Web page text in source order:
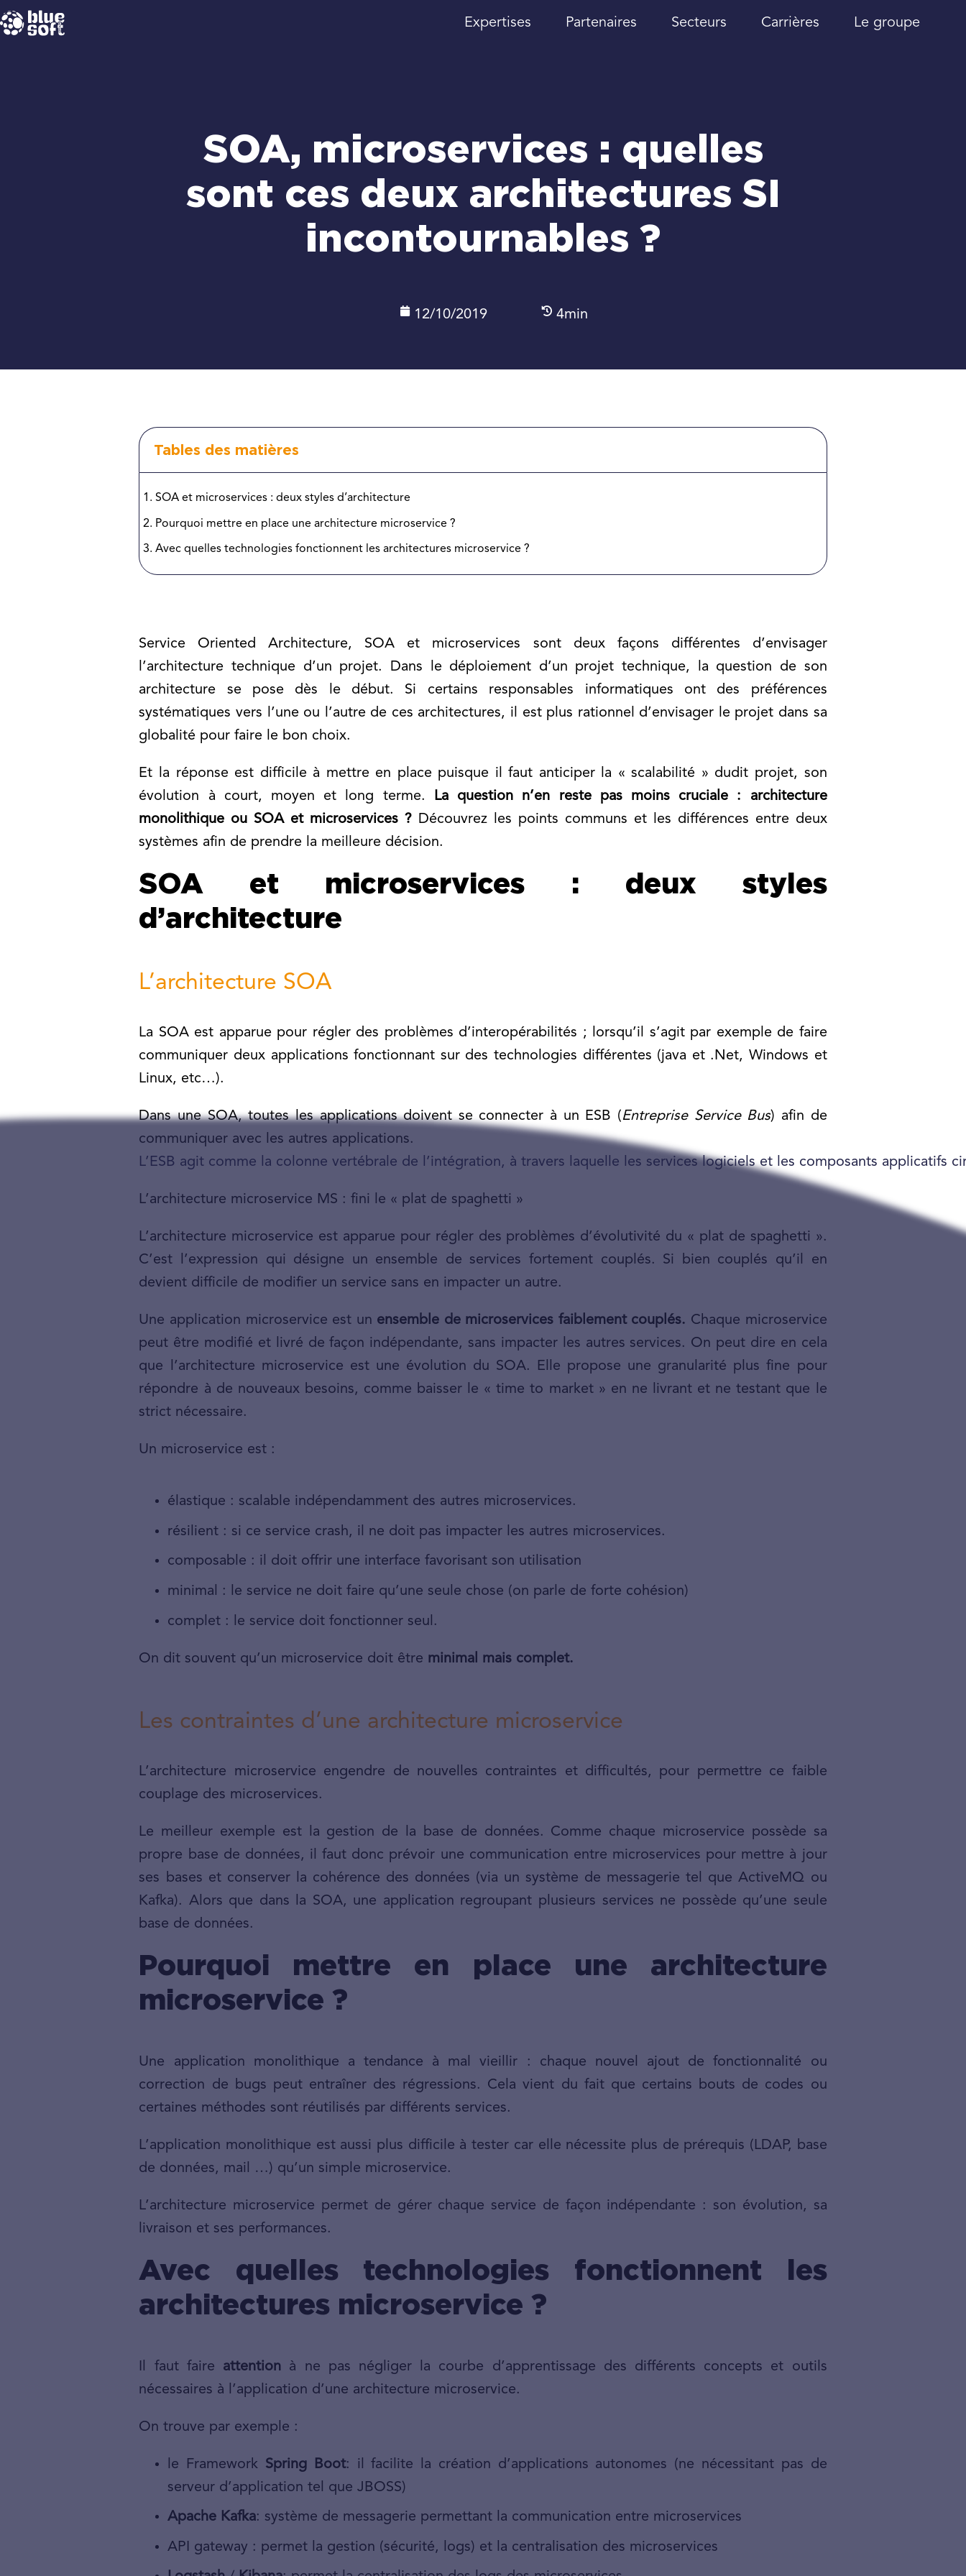
Passer
au
Expertises Partenaires Secteurs Carrières Le groupe
SOA, microservices : quelles
sont ces deux architectures SI
incontournables ?
12/10/2019 4min
Tables des matières
SOA et microservices : deux styles d’architecture
Pourquoi mettre en place une architecture microservice ?
Avec quelles technologies fonctionnent les architectures microservice ?
Service Oriented Architecture, SOA et microservices sont deux façons différentes d’envisager
l’architecture technique d’un projet. Dans le déploiement d’un projet technique, la question de son
architecture se pose dès le début. Si certains responsables informatiques ont des préférences
systématiques vers l’une ou l’autre de ces architectures, il est plus rationnel d’envisager le projet dans sa
globalité pour faire le bon choix.
Et la réponse est difficile à mettre en place puisque il faut anticiper la « scalabilité » dudit projet, son
évolution à court, moyen et long terme. La question n’en reste pas moins cruciale : architecture
monolithique ou SOA et microservices ? Découvrez les points communs et les différences entre deux
systèmes afin de prendre la meilleure décision.
SOA et microservices : deux styles
d’architecture
L’architecture SOA
La SOA est apparue pour régler des problèmes d’interopérabilités ; lorsqu’il s’agit par exemple de faire
communiquer deux applications fonctionnant sur des technologies différentes (java et .Net, Windows et
Linux, etc…).
Dans une SOA, toutes les applications doivent se connecter à un ESB (Entreprise Service Bus) afin de
communiquer avec les autres applications.
L’ESB agit comme la colonne vertébrale de l’intégration, à travers laquelle les services logiciels et les composants applicatifs
L’architecture microservice MS : fini le « plat de spaghetti »
L’architecture microservice est apparue pour régler des problèmes d’évolutivité du « plat de spaghetti ».
C’est l’expression qui désigne un ensemble de services fortement couplés. Si bien couplés qu’il en
devient difficile de modifier un service sans en impacter un autre.
Une application microservice est un ensemble de microservices faiblement couplés. Chaque microservice
peut être modifié et livré de façon indépendante, sans impacter les autres services. On peut dire en cela
que l’architecture microservice est une évolution du SOA. Elle propose une granularité plus fine pour
répondre à de nouveaux besoins, comme baisser le « time to market » en ne livrant et ne testant que le
strict nécessaire.
Un microservice est :
élastique : scalable indépendamment des autres microservices.
résilient : si ce service crash, il ne doit pas impacter les autres microservices.
composable : il doit offrir une interface favorisant son utilisation
minimal : le service ne doit faire qu’une seule chose (on parle de forte cohésion)
complet : le service doit fonctionner seul.
On dit souvent qu’un microservice doit être minimal mais complet.
Les contraintes d’une architecture microservice
L’architecture microservice engendre de nouvelles contraintes et difficultés, pour permettre ce faible
couplage des microservices.
Le meilleur exemple est la gestion de la base de données. Comme chaque microservice possède sa
propre base de données, il faut donc prévoir une communication entre microservices pour mettre à jour
ses bases et conserver la cohérence des données (via un système de messagerie tel que ActiveMQ ou
Kafka). Alors que dans la SOA, une application regroupant plusieurs services ne possède qu’une seule
base de données.
Pourquoi mettre en place une architecture
microservice ?
Une application monolithique a tendance à mal vieillir : chaque nouvel ajout de fonctionnalité ou
correction de bugs peut entraîner des régressions. Cela vient du fait que certains bouts de codes ou
certaines méthodes sont réutilisés par différents services.
L’application monolithique est aussi plus difficile à tester car elle nécessite plus de prérequis (LDAP, base
de données, mail …) qu’un simple microservice.
L’architecture microservice permet de gérer chaque service de façon indépendante : son évolution, sa
livraison et ses performances.
Avec quelles technologies fonctionnent les
architectures microservice ?
Il faut faire attention à ne pas négliger la courbe d’apprentissage des différents concepts et outils
nécessaires à l’application d’une architecture microservice.
On trouve par exemple :
le Framework Spring Boot: il facilite la création d’applications autonomes (ne nécessitant pas de
serveur d’application tel que JBOSS)
Apache Kafka: système de messagerie permettant la communication entre microservices
API gateway : permet la gestion (sécurité, logs) et la centralisation des microservices